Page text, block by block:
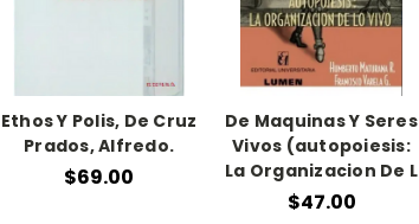
Ethos Y Polis, De Cruz
Prados, Alfredo.
$69.00
De Maquinas Y Seres
Vivos (autopoiesis:
La Organizacion De L
$47.00